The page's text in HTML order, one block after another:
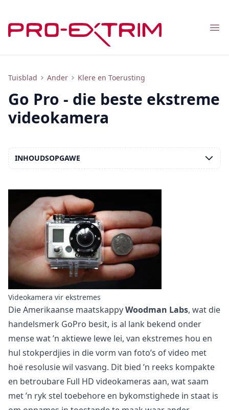
Tuisblad Ander Klere en Toerusting
Oorsig van verskeie modelle van videokameras vir ekstreme sport
Go Pro - die beste ekstreme
videokamera
Videokamera vir ekstremes
Die Amerikaanse maatskappyWoodman Labs, wat die
handelsmerk GoPro besit, is al lank bekend onder
mense wat ’n aktiewe lewe lei, van ekstremes hou en
hul stokperdjies in die vorm van foto’s of video met
hoë resolusie wil vasvang. Dit bied ’n reeks kompakte
en betroubare Full HD videokameras aan, wat saam
met ’n ryk stel toebehore en bykomstighede in staat is
INHOUDSOPGAWE